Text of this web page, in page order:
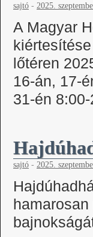
sajtó - 2025.
A Magyar
lőtéren
16-án, 17-
31-én
sajtó - 2025.